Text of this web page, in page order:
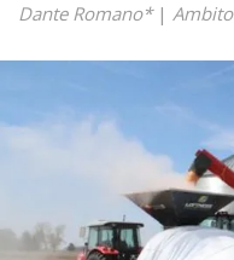
Dante Romano*|